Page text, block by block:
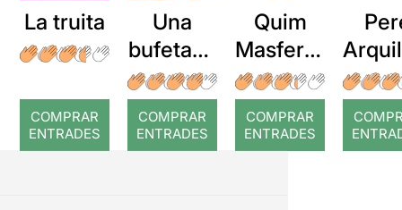
La truita
COMPRAR
ENTRADES
Una
bufetada
a temps
COMPRAR
ENTRADES
Quim
Masferre
r: Temps
COMPRAR
ENTRADES
: